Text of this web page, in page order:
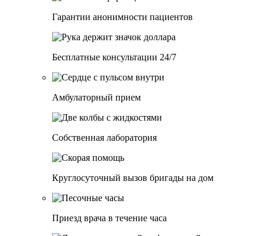
Гарантии анонимности пациентов
Бесплатные консультации 24/7
Амбулаторный прием
Собственная лаборатория
Круглосуточный вызов бригады на дом
Приезд врача в течение часа